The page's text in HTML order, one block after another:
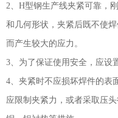
2、H型钢生产线夹紧可靠，
和几何形状，夹紧后既不使
而产生较大的应力。
3、为了保证使用安全，应设
4、夹紧时不应损坏焊件的表
应限制夹紧力，或者采取压